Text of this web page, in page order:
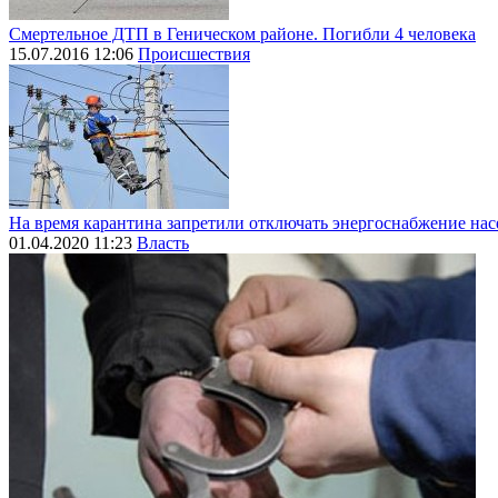
Смертельное ДТП в Геническом районе. Погибли 4 человека
15.07.2016 12:06 Происшествия
На время карантина запретили отключать энергоснабжение
01.04.2020 11:23 Власть